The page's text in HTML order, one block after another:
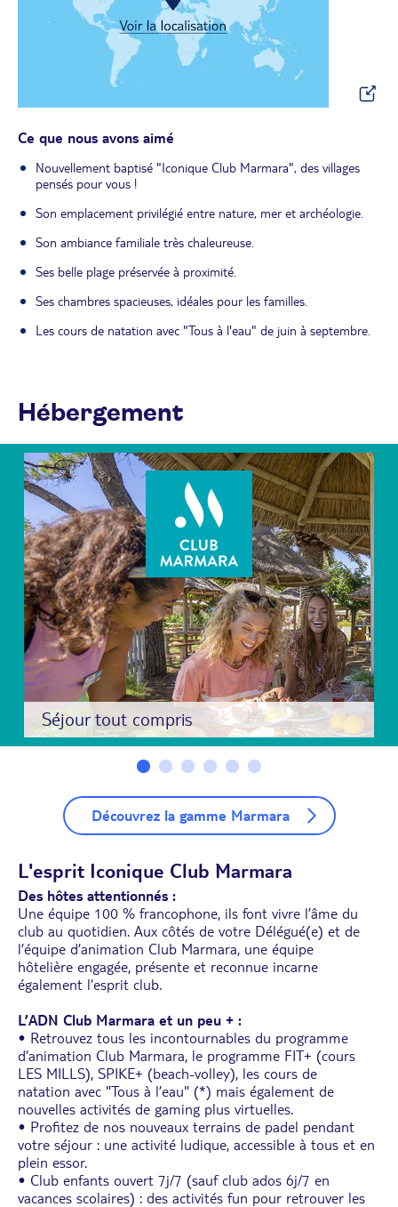
Ce que nous avons aimé
Nouvellement baptisé "Iconique Club Marmara", des villages
pensés pour vous !
Son emplacement privilégié entre nature, mer et archéologie.
Son ambiance familiale très chaleureuse.
Ses belle plage préservée à proximité.
Ses chambres spacieuses, idéales pour les familles.
Les cours de natation avec "Tous à l'eau" de juin à septembre.
Hébergement
Séjour tout compris
Découvrez la gamme Marmara
L'esprit Iconique Club Marmara
Des hôtes attentionnés :
Une équipe 100 % francophone, ils font vivre l’âme du
club au quotidien. Aux côtés de votre Délégué(e) et de
l’équipe d’animation Club Marmara, une équipe
hôtelière engagée, présente et reconnue incarne
également l’esprit club.
L’ADN Club Marmara et un peu + :
• Retrouvez tous les incontournables du programme
d’animation Club Marmara, le programme FIT+ (cours
LES MILLS), SPIKE+ (beach-volley), les cours de
natation avec "Tous à l’eau" (*) mais également de
nouvelles activités de gaming plus virtuelles.
• Pro­fitez de nos nouveaux terrains de padel pendant
votre séjour : une activité ludique, accessible à tous et en
plein essor.
• Club enfants ouvert 7j/7 (sauf club ados 6j/7 en
vacances scolaires) : des activités fun pour retrouver les